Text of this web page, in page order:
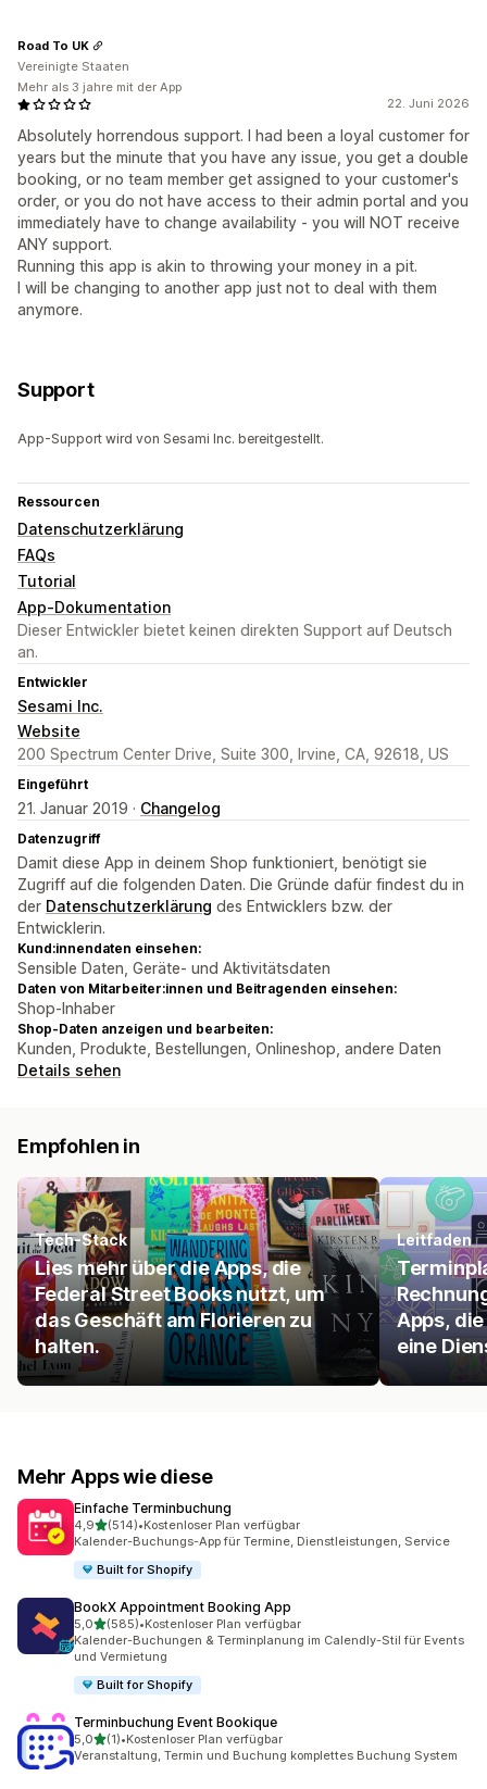
22. Juni 2026
Absolutely horrendous support. I had been a loyal customer for
years but the minute that you have any issue, you get a double
booking, or no team member get assigned to your customer's
order, or you do not have access to their admin portal and you
immediately have to change availability - you will NOT receive
ANY support.
Running this app is akin to throwing your money in a pit.
I will be changing to another app just not to deal with them
anymore.
Road To UK
Vereinigte Staaten
Mehr als 3 jahre mit der App
Support
App-Support wird von Sesami Inc. bereitgestellt.
Ressourcen
Datenschutzerklärung
FAQs
Tutorial
App-Dokumentation
Dieser Entwickler bietet keinen direkten Support auf Deutsch
an.
Entwickler
Sesami Inc.
Website
200 Spectrum Center Drive, Suite 300, Irvine, CA, 92618, US
Eingeführt
21. Januar 2019 · Changelog
Datenzugriff
Damit diese App in deinem Shop funktioniert, benötigt sie
Zugriff auf die folgenden Daten. Die Gründe dafür findest du in
der Datenschutzerklärung des Entwicklers bzw. der
Entwicklerin.
Kund:innendaten einsehen:
Sensible Daten, Geräte- und Aktivitätsdaten
Daten von Mitarbeiter:innen und Beitragenden einsehen:
Shop-Inhaber
Shop-Daten anzeigen und bearbeiten:
Kunden, Produkte, Bestellungen, Onlineshop, andere Daten
Details sehen
Empfohlen in
Tech-Stack
Lies mehr über die Apps, die
Federal Street Books nutzt, um
das Geschäft am Florieren zu
halten.
Leitfaden
Apps,
eine
Mehr Apps wie diese
Einfache Terminbuchung
4,9von 5 Sternen
(514)
514 Rezensionen insgesamt
•Kostenloser Plan verfügbar
Kalender-Buchungs-App für Termine, Dienstleistungen, Service
Built for Shopify
BookX Appointment Booking App
5,0von 5 Sternen
(585)
585 Rezensionen insgesamt
•Kostenloser Plan verfügbar
Kalender-Buchungen & Terminplanung im Calendly-Stil für Events
und Vermietung
Built for Shopify
Terminbuchung Event Bookique
5,0von 5 Sternen
(1)
1 Rezensionen insgesamt
•Kostenloser Plan verfügbar
Veranstaltung, Termin und Buchung komplettes Buchung System